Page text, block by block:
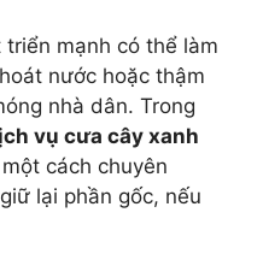
mạnh có thể làm
nước hoặc thậm
nhà dân. Trong
vụ cưa cây xanh
cách chuyên
lại phần gốc, nếu